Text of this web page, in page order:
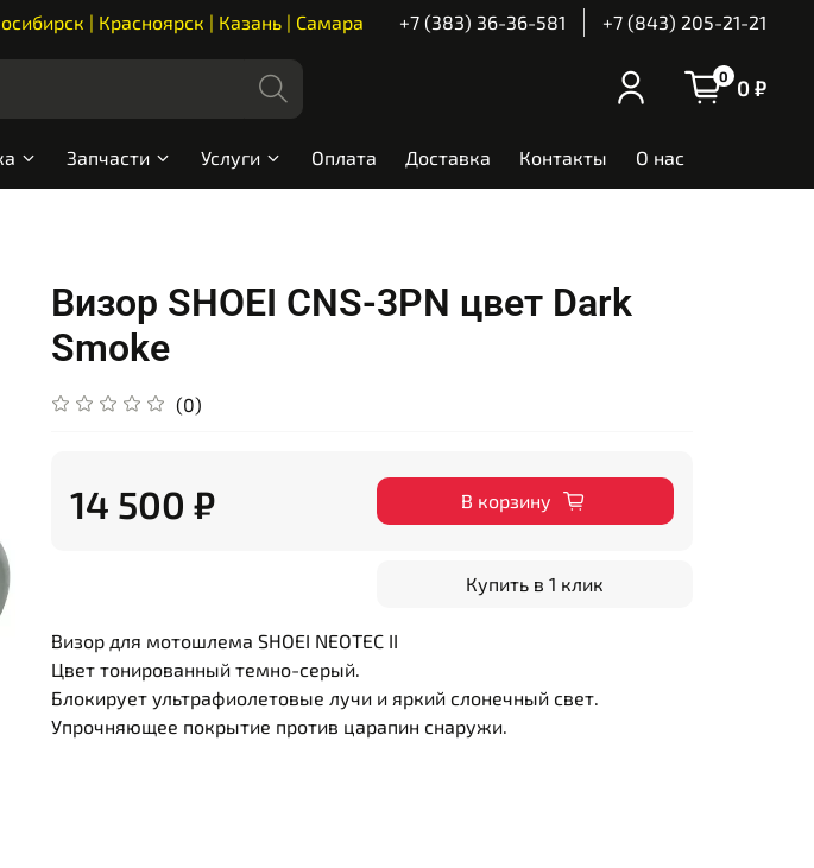
| Красноярск | Казань | Самара +7 (383) 36-36-581 +7 (843) 205-21-21
0 0 ₽
Запчасти Услуги Оплата Доставка Контакты О нас
Визор SHOEI CNS-3PN цвет Dark
Smoke
(0)
14 500 ₽ В корзину
Купить в 1 клик
Визор для мотошлема SHOEI NEOTEC II
Цвет тонированный темно-серый.
Блокирует ультрафиолетовые лучи и яркий слонечный свет.
Упрочняющее покрытие против царапин снаружи.